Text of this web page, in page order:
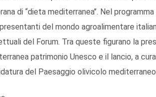
di “dieta mediterranea’’. Nel
del mondo agroalimentare
del Forum. Tra queste figurano la
patrimonio Unesco e il lancio, a
del Paesaggio olivicolo